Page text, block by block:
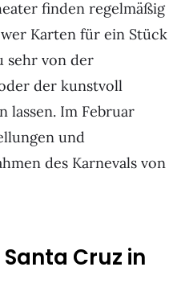
finden regelmäßig
Karten für ein Stück
sehr von der
der kunstvoll
lassen. Im Februar
und
des Karnevals von
Cruz in